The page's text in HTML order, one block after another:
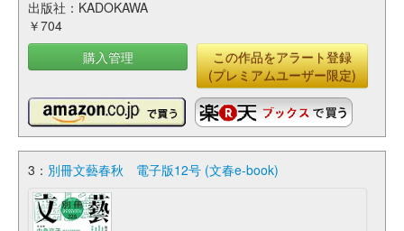
出版社：KADOKAWA
￥704
購入管理
この作品をアラート登録
(プレミアムユーザー限定)
3： 別冊文藝春秋 電子版12号 (文春e-book)